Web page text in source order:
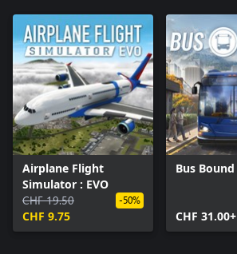
Airplane Flight
Simulator : EVO
CHF 19.50
CHF 9.75
-50%
Bus Bound
CHF 31.00+